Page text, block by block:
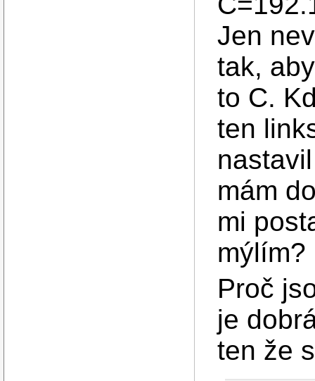
Jen
tak,
to C.
ten
mám
mi
mýlím?
Proč
je
ten že